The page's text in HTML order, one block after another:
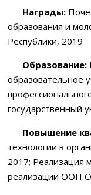
Награды:
образования и
Республики, 2019
Образование:
образовательное
государственный
Повышение
технологии в
2017; Реализация
реализации ООП